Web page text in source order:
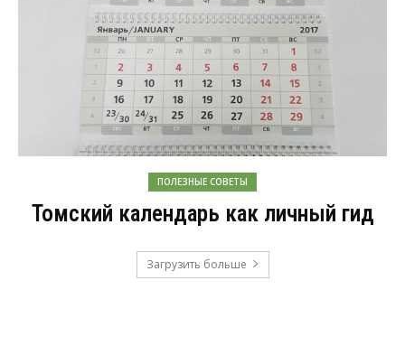
ПОЛЕЗНЫЕ СОВЕТЫ
Томский календарь как личный гид
Загрузить больше